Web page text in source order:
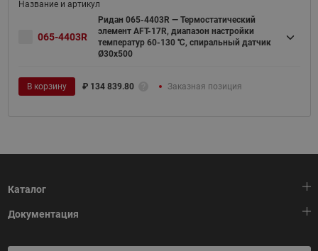
065-4403R
Ридан 065-4403R — Термостатический
элемент AFT-17R, диапазон настройки
температур 60-130 ℃, спиральный датчик
Ø30x500
В корзину ₽ 134 839.80 Заказная позиция
Каталог
Тепловая автоматика
Холодильная техника
Документация
HeatPlatform (Тепловая платформа)